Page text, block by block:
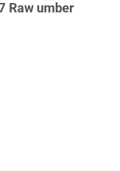
Raw umber